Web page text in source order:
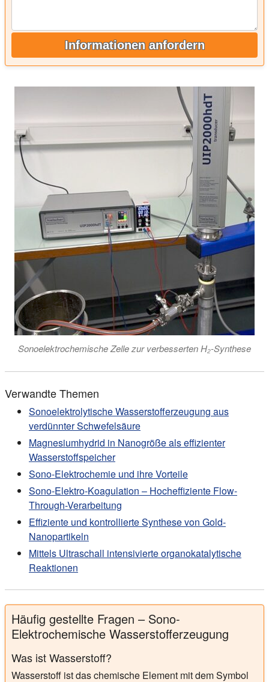
Informationen anfordern
Sonoelektrochemische Zelle zur verbesserten H₂-Synthese
Verwandte Themen
Sonoelektrolytische Wasserstofferzeugung aus
verdünnter Schwefelsäure
Magnesiumhydrid in Nanogröße als effizienter
Wasserstoffspeicher
Sono-Elektrochemie und ihre Vorteile
Sono-Elektro-Koagulation – Hocheffiziente Flow-
Through-Verarbeitung
Effiziente und kontrollierte Synthese von Gold-
Nanopartikeln
Mittels Ultraschall intensivierte organokatalytische
Reaktionen
Häufig gestellte Fragen – Sono-
Elektrochemische Wasserstofferzeugung
Was ist Wasserstoff?
Wasserstoff ist das chemische Element mit dem Symbol